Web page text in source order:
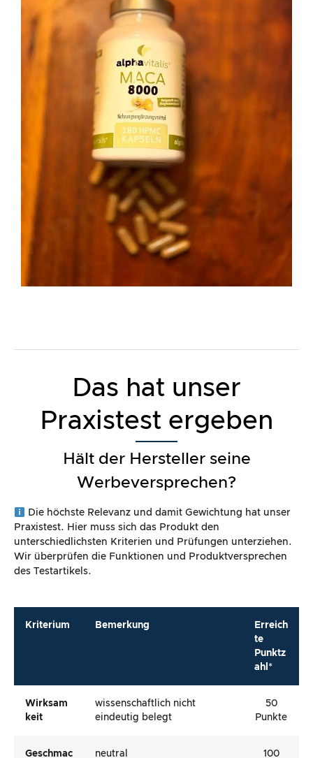
Das hat unser
Praxistest ergeben
Hält der Hersteller seine
Werbeversprechen?
Die höchste Relevanz und damit Gewichtung hat unser
Praxistest. Hier muss sich das Produkt den
unterschiedlichsten Kriterien und Prüfungen unterziehen.
Wir überprüfen die Funktionen und Produktversprechen
des Testartikels.
Kriterium Bemerkung
Erreich
te
Punktz
ahl*
Wirksam
Keit
wissenschaftlich nicht
eindeutig belegt
50
Punkte
Geschmac neutral 100